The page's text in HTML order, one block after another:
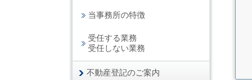
当事務所の特徴
受任する業務
受任しない業務
不動産登記のご案内